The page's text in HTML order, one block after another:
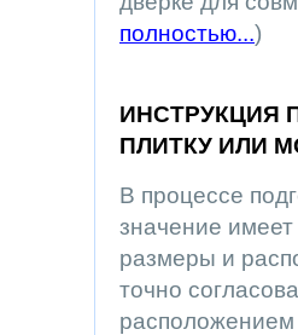
полностью...)
ИНСТРУКЦИЯ
ПЛИТКУ ИЛИ
В процессе
значение
размеры и
точно
расположением